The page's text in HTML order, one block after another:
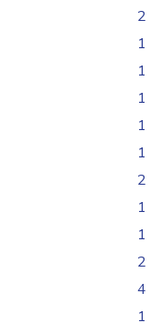
2
1
1
1
1
1
2
1
1
2
4
1